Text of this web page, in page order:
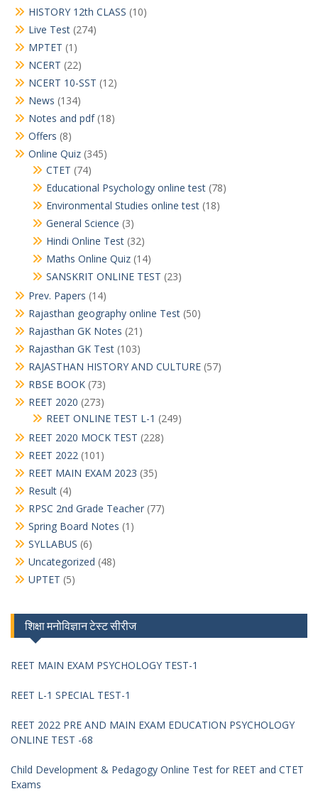
HISTORY 12th CLASS (10)
Live Test (274)
MPTET (1)
NCERT (22)
NCERT 10-SST (12)
News (134)
Notes and pdf(18)
Offers (8)
Online Quiz (345)
CTET (74)
Educational Psychology online test (78)
Environmental Studies online test (18)
General Science (3)
Hindi Online Test (32)
Maths Online Quiz (14)
SANSKRIT ONLINE TEST (23)
Prev. Papers (14)
Rajasthan geography online Test (50)
Rajasthan GK Notes (21)
Rajasthan GK Test (103)
RAJASTHAN HISTORY AND CULTURE (57)
RBSE BOOK (73)
REET 2020 (273)
REET ONLINE TEST L-1 (249)
REET 2020 MOCK TEST (228)
REET 2022 (101)
REET MAIN EXAM 2023 (35)
Result (4)
RPSC 2nd Grade Teacher (77)
Spring Board Notes (1)
SYLLABUS (6)
Uncategorized (48)
UPTET (5)
शिक्षा मनोविज्ञान टेस्ट सीरीज
REET MAIN EXAM PSYCHOLOGY TEST-1
REET L-1 SPECIAL TEST-1
REET 2022 PRE AND MAIN EXAM EDUCATION PSYCHOLOGY
ONLINE TEST -68
Child Development & Pedagogy Online Test for REET and CTET
Exams